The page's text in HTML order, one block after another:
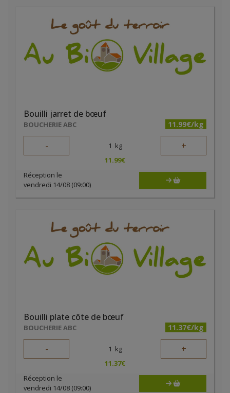
Bouilli jarret de bœuf
BOUCHERIE ABC 11.99€/kg
- 1 kg +
11.99€
Réception le
vendredi 14/08 (09:00)
Bouilli plate côte de bœuf
BOUCHERIE ABC 11.37€/kg
- 1 kg +
11.37€
Réception le
vendredi 14/08 (09:00)